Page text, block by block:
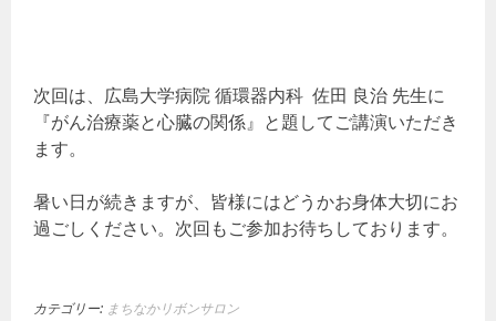
次回は、広島大学病院 循環器内科 佐田 良治 先生に
『がん治療薬と心臓の関係』と題してご講演いただき
ます。
暑い日が続きますが、皆様にはどうかお身体大切にお
過ごしください。次回もご参加お待ちしております。
カテゴリー: まちなかリボンサロン